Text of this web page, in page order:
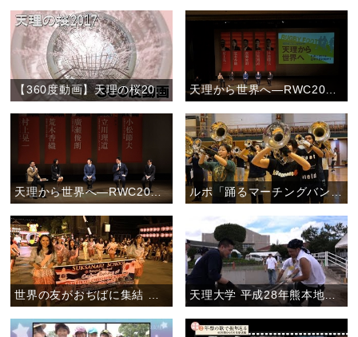
【360度動画】天理の桜2017
天理から世界へ―RWC2019日本大会に向けて―前半ダイジェスト ルポ「踊るマーチングバンド―愛町吹奏楽団の魅力―」